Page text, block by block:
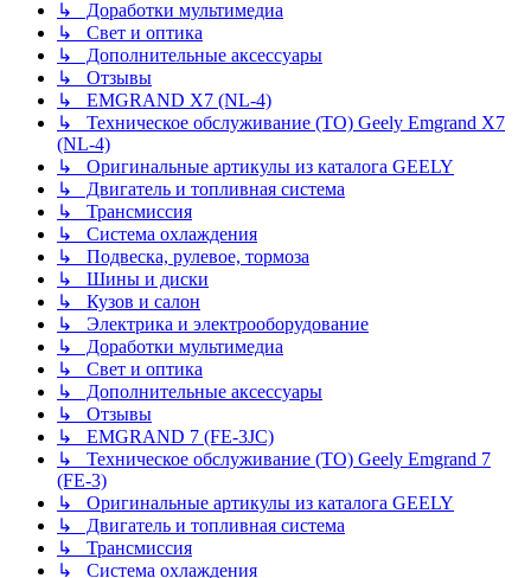
↳ Доработки мультимедиа
↳ Свет и оптика
↳ Дополнительные аксессуары
↳ Отзывы
↳ EMGRAND X7 (NL-4)
↳ Техническое обслуживание (ТО) Geely Emgrand X7
(NL-4)
↳ Оригинальные артикулы из каталога GEELY
↳ Двигатель и топливная система
↳ Трансмиссия
↳ Система охлаждения
↳ Подвеска, рулевое, тормоза
↳ Шины и диски
↳ Кузов и салон
↳ Электрика и электрооборудование
↳ Доработки мультимедиа
↳ Свет и оптика
↳ Дополнительные аксессуары
↳ Отзывы
↳ EMGRAND 7 (FE-3JC)
↳ Техническое обслуживание (ТО) Geely Emgrand 7
(FE-3)
↳ Оригинальные артикулы из каталога GEELY
↳ Двигатель и топливная система
↳ Трансмиссия
↳ Система охлаждения